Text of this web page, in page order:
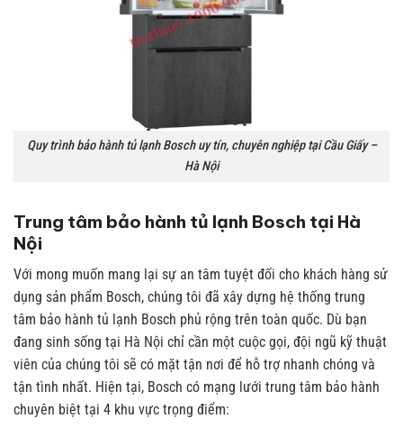
Quy trình bảo hành tủ lạnh Bosch uy tín, chuyên nghiệp tại Cầu Giấy –
Hà Nội
Trung tâm bảo hành tủ lạnh Bosch tại Hà
Nội
Với mong muốn mang lại sự an tâm tuyệt đối cho khách hàng sử
dụng sản phẩm Bosch, chúng tôi đã xây dựng hệ thống trung
tâm bảo hành tủ lạnh Bosch phủ rộng trên toàn quốc. Dù bạn
đang sinh sống tại Hà Nội chỉ cần một cuộc gọi, đội ngũ kỹ thuật
viên của chúng tôi sẽ có mặt tận nơi để hỗ trợ nhanh chóng và
tận tình nhất. Hiện tại, Bosch có mạng lưới trung tâm bảo hành
chuyên biệt tại 4 khu vực trọng điểm: